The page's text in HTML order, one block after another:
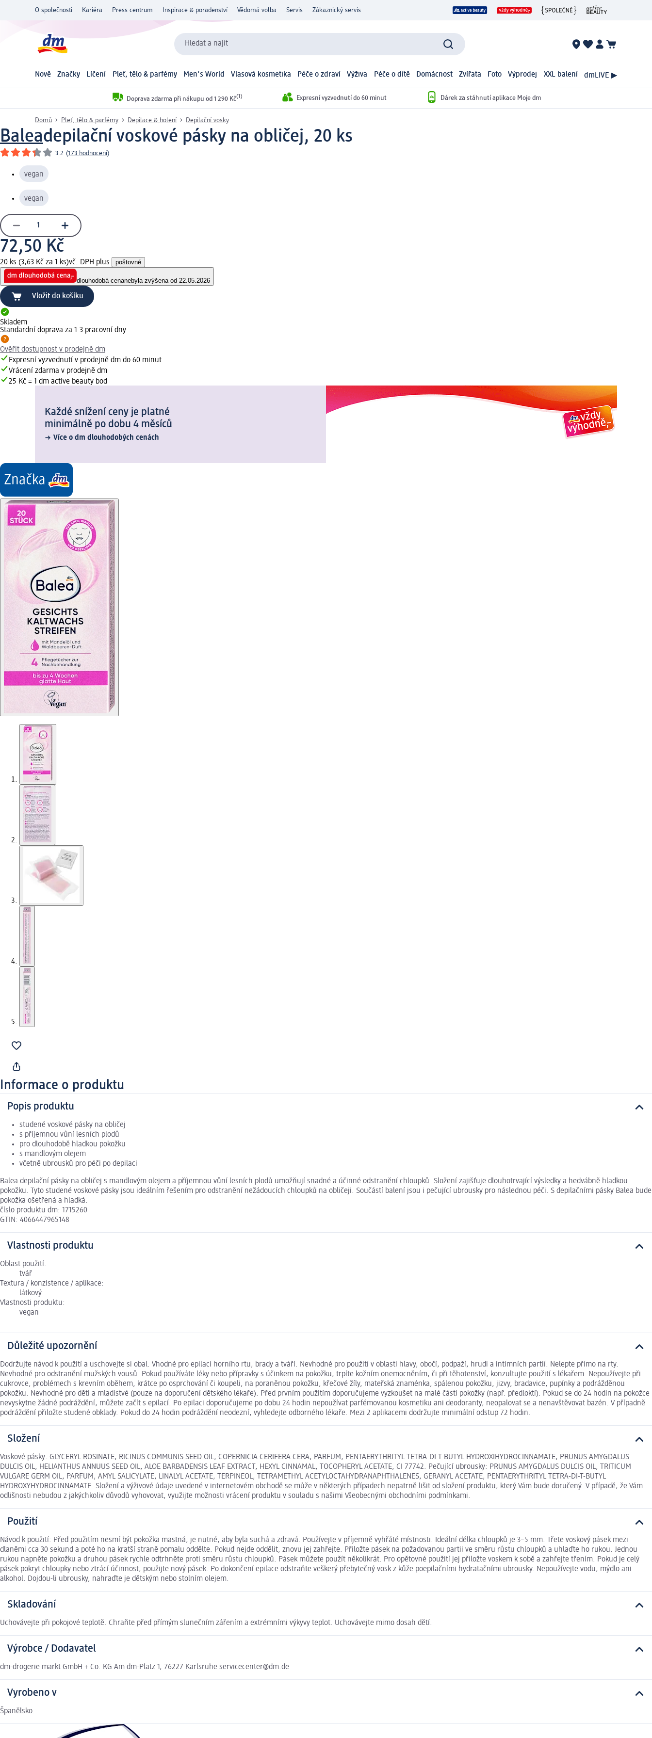
O společnosti Kariéra Press centrum Inspirace & poradenství Vědomá volba Servis Zákaznický servis
Hledat a najít
Nově Značky Líčení Pleť, tělo & parfémy Men's World Vlasová kosmetika Péče o zdraví Výživa Péče o dítě Domácnost Zvířata Foto Výprodej XXL balení dmLIVE ▶
Doprava zdarma při nákupu od 1 290 Kč(1) Expresní vyzvednutí do 60 minut Dárek za stáhnutí aplikace Moje dm
Domů Pleť, tělo & parfémy Depilace & holení Depilační vosky
Baleadepilační voskové pásky na obličej, 20 ks
3.2 (173 hodnocení)
vegan
vegan
72,50 Kč
20 ks (3,63 Kč za 1 ks)vč. DPH plus poštovné
dlouhodobá cenanebyla zvýšena od 22.05.2026
Vložit do košíku
Skladem
Standardní doprava za 1-3 pracovní dny
Ověřit dostupnost v prodejně dm
Expresní vyzvednutí v prodejně dm do 60 minut
Vrácení zdarma v prodejně dm
25 Kč = 1 dm active beauty bod
Každé snížení ceny je platné
minimálně po dobu 4 měsíců
Více o dm dlouhodobých cenách
Informace o produktu
Popis produktu
studené voskové pásky na obličej
s příjemnou vůní lesních plodů
pro dlouhodobě hladkou pokožku
s mandlovým olejem
včetně ubrousků pro péči po depilaci
Balea depilační pásky na obličej s mandlovým olejem a příjemnou vůní lesních plodů umožňují snadné a účinné odstranění chloupků. Složení zajišťuje dlouhotrvající výsledky a hedvábně hladkou
pokožku. Tyto studené voskové pásky jsou ideálním řešením pro odstranění nežádoucích chloupků na obličeji. Součástí balení jsou i pečující ubrousky pro následnou péči. S depilačními pásky Balea bude
pokožka ošetřená a hladká.
číslo produktu dm: 1715260
GTIN: 4066447965148
Vlastnosti produktu
Oblast použití:
tvář
Textura / konzistence / aplikace:
látkový
Vlastnosti produktu:
vegan
Důležité upozornění
Dodržujte návod k použití a uschovejte si obal. Vhodné pro epilaci horního rtu, brady a tváří. Nevhodné pro použití v oblasti hlavy, obočí, podpaží, hrudi a intimních partií. Nelepte přímo na rty.
Nevhodné pro odstranění mužských vousů. Pokud používáte léky nebo přípravky s účinkem na pokožku, trpíte kožním onemocněním, či při těhotenství, konzultujte použití s lékařem. Nepoužívejte při
cukrovce, problémech s krevním oběhem, krátce po osprchování či koupeli, na poraněnou pokožku, křečové žíly, mateřská znaménka, spálenou pokožku, jizvy, bradavice, pupínky a podrážděnou
pokožku. Nevhodné pro děti a mladistvé (pouze na doporučení dětského lékaře). Před prvním použitím doporučujeme vyzkoušet na malé části pokožky (např. předloktí). Pokud se do 24 hodin na pokožce
nevyskytne žádné podráždění, můžete začít s epilací. Po epilaci doporučujeme po dobu 24 hodin nepoužívat parfémovanou kosmetiku ani deodoranty, neopalovat se a nenavštěvovat bazén. V případně
podráždění přiložte studené obklady. Pokud do 24 hodin podráždění neodezní, vyhledejte odborného lékaře. Mezi 2 aplikacemi dodržujte minimální odstup 72 hodin.
Složení
Voskové pásky: GLYCERYL ROSINATE, RICINUS COMMUNIS SEED OIL, COPERNICIA CERIFERA CERA, PARFUM, PENTAERYTHRITYL TETRA-DI-T-BUTYL HYDROXIHYDROCINNAMATE, PRUNUS AMYGDALUS
DULCIS OIL, HELIANTHUS ANNUUS SEED OIL, ALOE BARBADENSIS LEAF EXTRACT, HEXYL CINNAMAL, TOCOPHERYL ACETATE, CI 77742. Pečující ubrousky: PRUNUS AMYGDALUS DULCIS OIL, TRITICUM
VULGARE GERM OIL, PARFUM, AMYL SALICYLATE, LINALYL ACETATE, TERPINEOL, TETRAMETHYL ACETYLOCTAHYDRANAPHTHALENES, GERANYL ACETATE, PENTAERYTHRITYL TETRA-DI-T-BUTYL
HYDROXYHYDROCINNAMATE. Složení a výživové údaje uvedené v internetovém obchodě se může v některých případech nepatrně lišit od složení produktu, který Vám bude doručený. V případě, že Vám
odlišnosti nebudou z jakýchkoliv důvodů vyhovovat, využijte možnosti vrácení produktu v souladu s našimi Všeobecnými obchodními podmínkami.
Použití
Návod k použití: Před použitím nesmí být pokožka mastná, je nutné, aby byla suchá a zdravá. Používejte v příjemně vyhřáté místnosti. Ideální délka chloupků je 3–5 mm. Třete voskový pásek mezi
dlaněmi cca 30 sekund a poté ho na kratší straně pomalu oddělte. Pokud nejde oddělit, znovu jej zahřejte. Přiložte pásek na požadovanou partii ve směru růstu chloupků a uhlaďte ho rukou. Jednou
rukou napněte pokožku a druhou pásek rychle odtrhněte proti směru růstu chloupků. Pásek můžete použít několikrát. Pro opětovné použití jej přiložte voskem k sobě a zahřejte třením. Pokud je celý
pásek pokryt chloupky nebo ztrácí účinnost, použijte nový pásek. Po dokončení epilace odstraňte veškerý přebytečný vosk z kůže poepilačními hydratačními ubrousky. Nepoužívejte vodu, mýdlo ani
alkohol. Dojdou-li ubrousky, nahraďte je dětským nebo stolním olejem.
Skladování
Uchovávejte při pokojové teplotě. Chraňte před přímým slunečním zářením a extrémními výkyvy teplot. Uchovávejte mimo dosah dětí.
Výrobce / Dodavatel
dm-drogerie markt GmbH + Co. KG Am dm-Platz 1, 76227 Karlsruhe servicecenter@dm.de
Vyrobeno v
Španělsko.